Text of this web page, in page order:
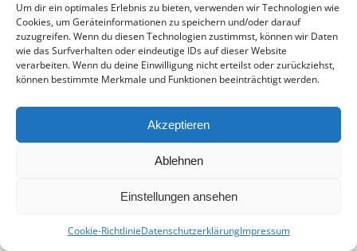
Um dir ein optimales Erlebnis zu bieten, verwenden wir Technologien wie
Cookies, um Geräteinformationen zu speichern und/oder darauf
zuzugreifen. Wenn du diesen Technologien zustimmst, können wir Daten
wie das Surfverhalten oder eindeutige IDs auf dieser Website
verarbeiten. Wenn du deine Einwilligung nicht erteilst oder zurückziehst,
können bestimmte Merkmale und Funktionen beeinträchtigt werden.
Akzeptieren
Ablehnen
Einstellungen ansehen
Cookie-RichtlinieDatenschutzerklärungImpressum
Eine Weitergabe des Lizenzschlüssels ist untersagt.
widerrufen.
© 2026 Creative-Office-Solutions